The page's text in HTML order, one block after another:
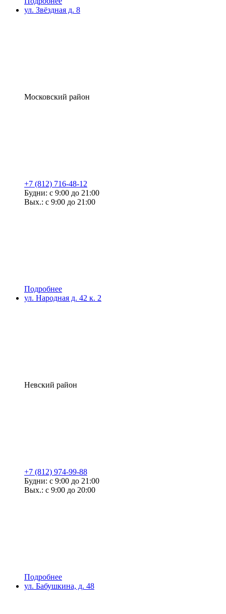
ул. Звёздная д. 8
Московский район
+7 (812) 716-48-12
Будни: с 9:00 до 21:00
Вых.: с 9:00 до 21:00
Подробнее
ул. Народная д. 42 к. 2
Невский район
+7 (812) 974-99-88
Будни: с 9:00 до 21:00
Вых.: с 9:00 до 20:00
Подробнее
ул. Бабушкина, д. 48